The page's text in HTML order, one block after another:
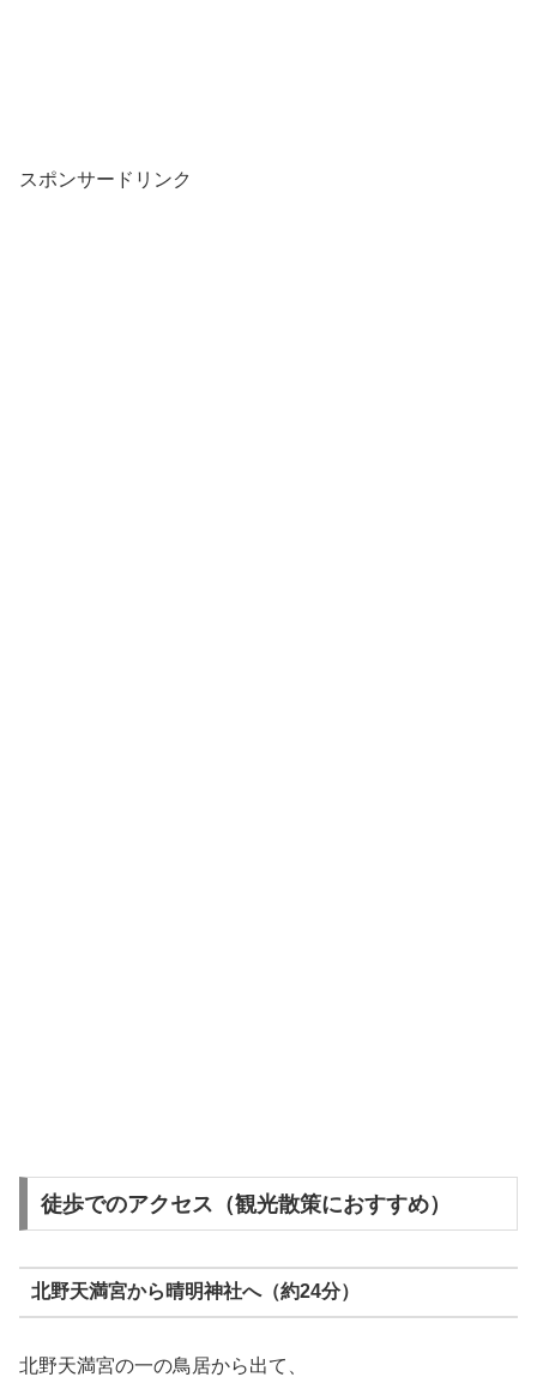
スポンサードリンク
徒歩でのアクセス（観光散策におすすめ）
北野天満宮から晴明神社へ（約24分）
北野天満宮の一の鳥居から出て、